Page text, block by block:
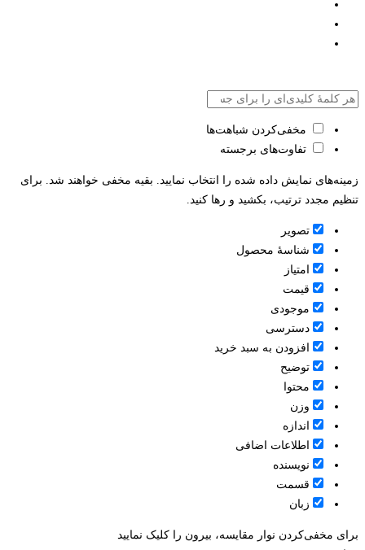
مخفی‌کردن شباهت‌ها
تفاوت‌های برجسته
زمینه‌های نمایش داده شده را انتخاب نمایید. بقیه مخفی خواهند شد. برای
تنظیم مجدد ترتیب، بکشید و رها کنید.
تصویر
شناسۀ محصول
امتیاز
قيمت
موجودی
دسترسی
افزودن به سبد خرید
توضیح
محتوا
وزن
اندازه
اطلاعات اضافی
نویسنده
قسمت
زبان
برای مخفی‌کردن نوار مقایسه، بیرون را کلیک نمایید